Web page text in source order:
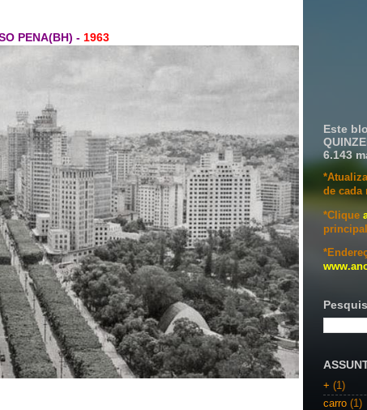
PENA(BH) - 1963
Este
6.143
de cada
*Clique
+ (1)
carro (1)